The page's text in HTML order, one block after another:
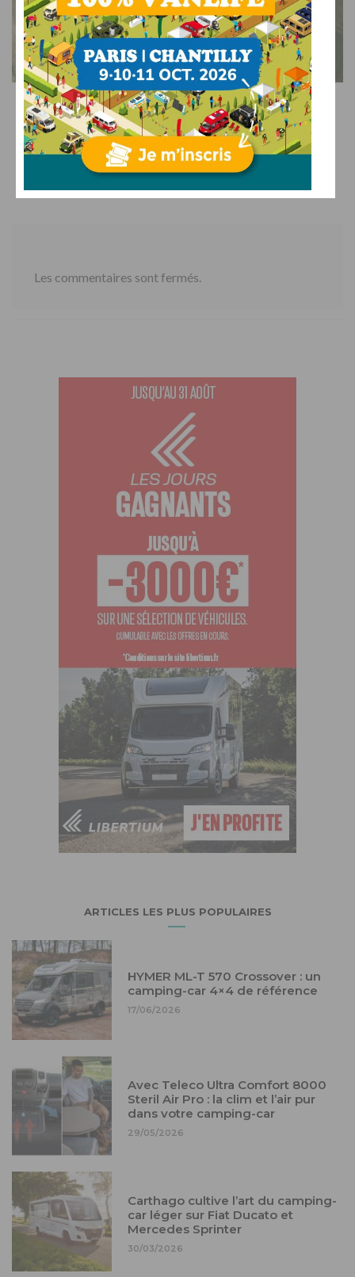
ACTU DES RÉSEAUX LUXE
Libertium Wattellier : véritable temple français des
camping-cars poids-lourds et liners
18/05/2025 PAR CLÉMENT
Les commentaires sont fermés.
ARTICLES LES PLUS POPULAIRES
HYMER ML-T 570 Crossover : un
camping-car 4×4 de référence
17/06/2026
Avec Teleco Ultra Comfort 8000
Steril Air Pro : la clim et l’air pur
dans votre camping-car
29/05/2026
Carthago cultive l’art du camping-
car léger sur Fiat Ducato et
Mercedes Sprinter
30/03/2026